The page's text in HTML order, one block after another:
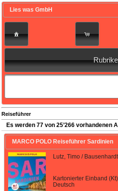
Lies was GmbH
Reiseführer
Es werden 77 von 25’266 vorhandenen
MARCO POLO Reiseführer Sardinien
Lutz, Timo /
Kartonierter Einband (Kt)
Deutsch